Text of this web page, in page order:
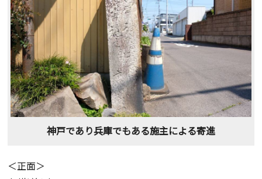
神戸であり兵庫でもある施主による寄進
＜正面＞